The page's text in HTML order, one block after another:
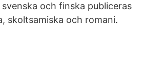
och finska publiceras
skoltsamiska och romani.